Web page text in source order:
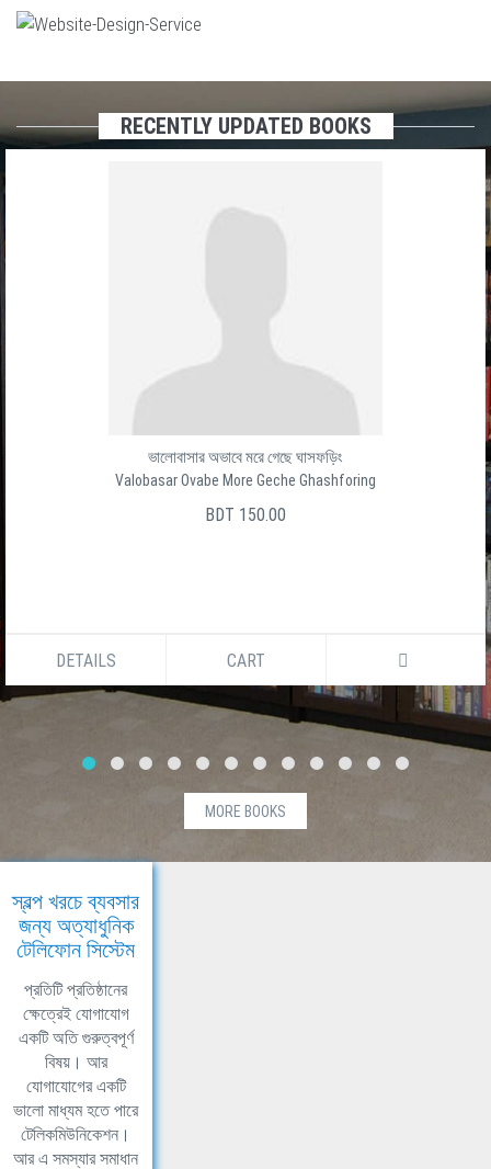
RECENTLY UPDATED BOOKS
ভালোবাসার অভাবে মরে গেছে ঘাসফড়িং
Valobasar Ovabe More Geche Ghashforing
BDT 150.00
DETAILS CART
MORE BOOKS
স্বল্প খরচে ব্যবসার
জন্য অত্যাধুনিক
টেলিফোন সিস্টেম
প্রতিটি প্রতিষ্ঠানের
ক্ষেত্রেই যোগাযোগ
একটি অতি গুরুত্বপূর্ণ
বিষয়। আর
যোগাযোগের একটি
ভালো মাধ্যম হতে পারে
টেলিকমিউনিকেশন।
আর এ সমস্যার সমাধান